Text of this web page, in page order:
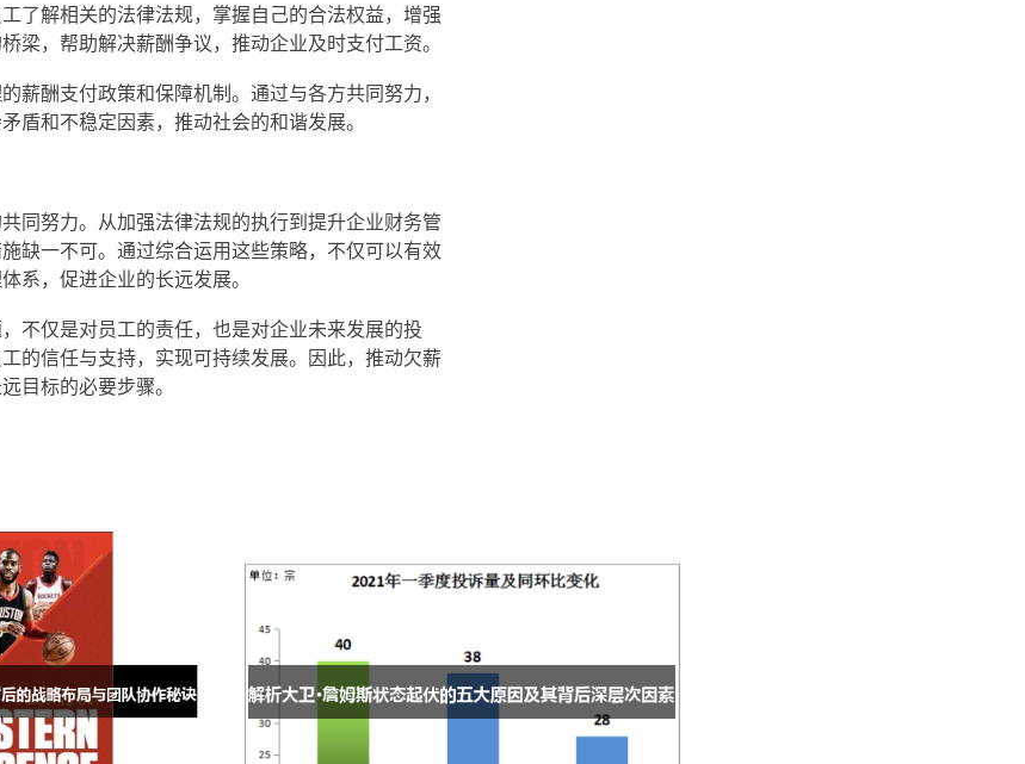
了解相关的法律法规，掌握自己的合法权益，增强
梁，帮助解决薪酬争议，推动企业及时支付工资。
薪酬支付政策和保障机制。通过与各方共同努力，
盾和不稳定因素，推动社会的和谐发展。
同努力。从加强法律法规的执行到提升企业财务管
缺一不可。通过综合运用这些策略，不仅可以有效
系，促进企业的长远发展。
不仅是对员工的责任，也是对企业未来发展的投
的信任与支持，实现可持续发展。因此，推动欠薪
目标的必要步骤。